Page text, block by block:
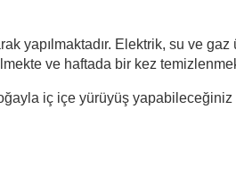
yapılmaktadır. Elektrik, su ve
ve haftada bir kez
iç içe yürüyüş